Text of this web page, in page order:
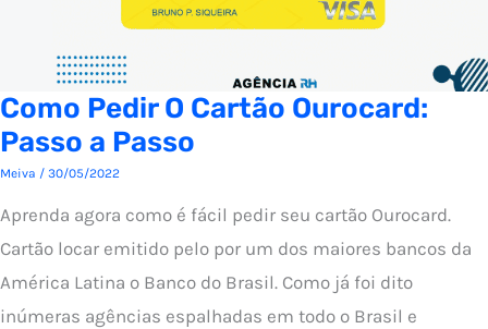
Como Pedir O Cartão Ourocard:
Passo a Passo
Meiva / 30/05/2022
Aprenda agora como é fácil pedir seu cartão Ourocard.
Cartão locar emitido pelo por um dos maiores bancos da
América Latina o Banco do Brasil. Como já foi dito
inúmeras agências espalhadas em todo o Brasil e